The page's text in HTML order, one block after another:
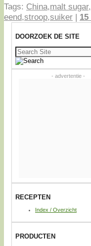
Tags: China,malt sugar,
eend,stroop,suiker | 15
DOORZOEK DE SITE
Zoeken
naar:
- advertentie -
RECEPTEN
Index / Overzicht
PRODUCTEN